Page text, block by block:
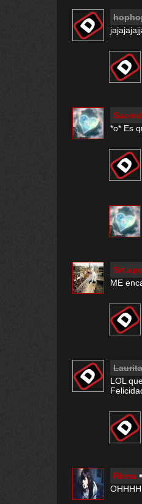
*o* Es
ME
LOL
Rkma